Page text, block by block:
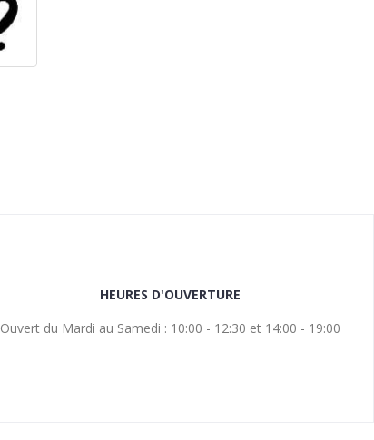
HEURES D'OUVERTURE
Ouvert du Mardi au Samedi : 10:00 - 12:30 et 14:00 - 19:00